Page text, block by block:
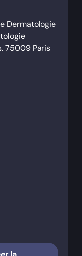
Dermatologie
75009 Paris